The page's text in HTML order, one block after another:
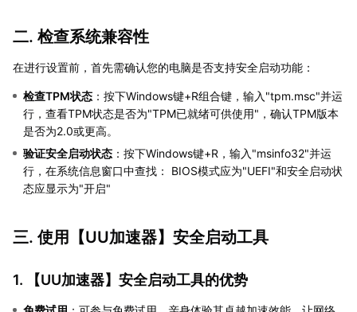
二. 检查系统兼容性
在进行设置前，首先需确认您的电脑是否支持安全启动功能：
检查TPM状态 ：按下Windows键+R组合键，输入"tpm.msc"并运
行，查看TPM状态是否为"TPM已就绪可供使用"，确认TPM版本
是否为2.0或更高。
验证安全启动状态 ：按下Windows键+R，输入"msinfo32"并运
行，在系统信息窗口中查找： BIOS模式应为"UEFI"和安全启动状
态应显示为"开启"
三. 使用【UU加速器】安全启动工具
1. 【UU加速器】安全启动工具的优势